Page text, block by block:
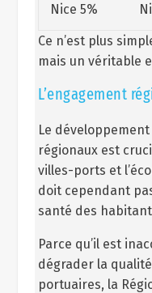
Nice 5%
Ce n’est plus
mais un véritable
L’engagement
Le
régionaux est
villes-ports et
doit cependant
santé des
Parce qu’il est
dégrader la
portuaires, la